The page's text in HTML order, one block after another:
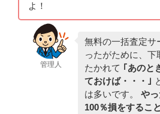
よ！
管理人
無料の一括査定サ
ったがために、下
たかれて ｢あのと
ておけば・・・｣
は多いです。 やっ
100％損をするこ